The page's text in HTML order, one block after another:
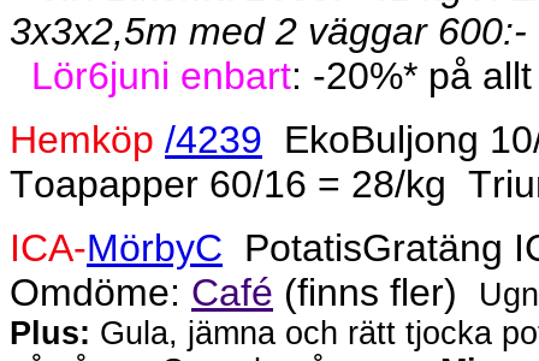
3x3x2,5m med 2 väggar 600:-
Lör6juni enbart: -20%* på
Hemköp /4239 EkoBuljong
Toapapper 60/16 = 28/kg
ICA-MörbyC PotatisGratäng
Omdöme: Café (finns fler)
Plus: Gula, jämna och rätt tjocka